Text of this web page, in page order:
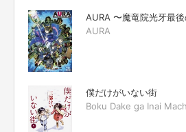
AURA 〜魔竜院光牙最
AURA
僕だけがいない街
Boku Dake ga Inai